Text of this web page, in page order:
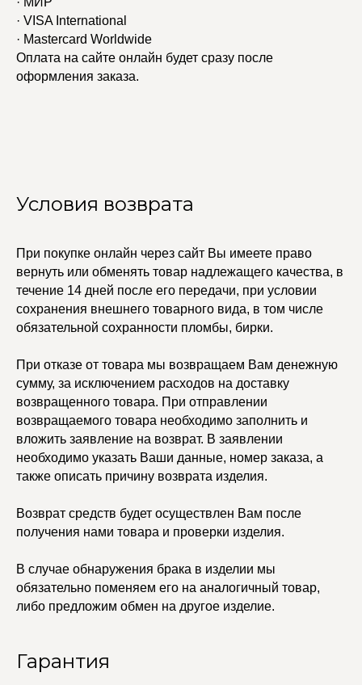
· VISA International
· Mastercard Worldwide
Оплата на сайте онлайн будет сразу после
оформления заказа.
Условия возврата
При покупке онлайн через сайт Вы имеете право
вернуть или обменять товар надлежащего качества, в
течение 14 дней после его передачи, при условии
сохранения внешнего товарного вида, в том числе
обязательной сохранности пломбы, бирки.
При отказе от товара мы возвращаем Вам денежную
сумму, за исключением расходов на доставку
возвращенного товара. При отправлении
возвращаемого товара необходимо заполнить и
вложить заявление на возврат. В заявлении
необходимо указать Ваши данные, номер заказа, а
также описать причину возврата изделия.
Возврат средств будет осуществлен Вам после
получения нами товара и проверки изделия.
В случае обнаружения брака в изделии мы
обязательно поменяем его на аналогичный товар,
либо предложим обмен на другое изделие.
Гарантия
Сеты
edalinjewelry@gmail.com
© 2021-2025 Edalinjewelry. Все права защищены.
КАТАЛОГ
Бодичейны
УСЛУГИ
Стилист на связи
Браслеты Изделия на заказ
Упаковка
Не бриллианты, потому